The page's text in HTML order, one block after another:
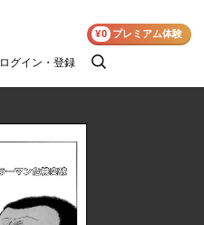
ログイン・登録
検
¥0 プレミアム体験